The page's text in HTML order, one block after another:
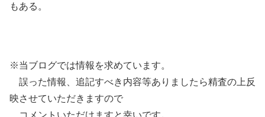
もある。
※当ブログでは情報を求めています。
誤った情報、追記すべき内容等ありましたら精査の上反
映させていただきますので